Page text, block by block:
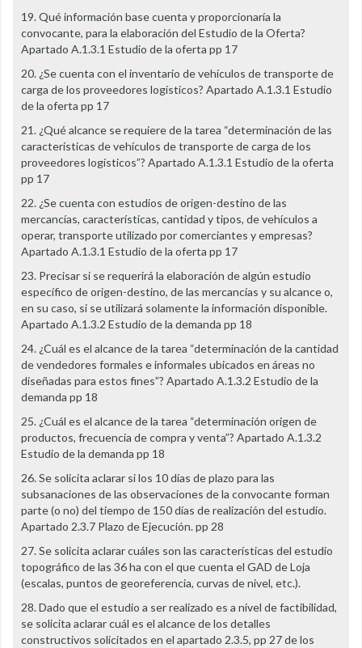
19. Qué información base cuenta y proporcionaría la
convocante, para la elaboración del Estudio de la Oferta?
Apartado A.1.3.1 Estudio de la oferta pp 17
20. ¿Se cuenta con el inventario de vehículos de transporte de
carga de los proveedores logísticos? Apartado A.1.3.1 Estudio
de la oferta pp 17
21. ¿Qué alcance se requiere de la tarea “determinación de las
características de vehículos de transporte de carga de los
proveedores logísticos”? Apartado A.1.3.1 Estudio de la oferta
pp 17
22. ¿Se cuenta con estudios de origen-destino de las
mercancías, características, cantidad y tipos, de vehículos a
operar, transporte utilizado por comerciantes y empresas?
Apartado A.1.3.1 Estudio de la oferta pp 17
23. Precisar si se requerirá la elaboración de algún estudio
específico de origen-destino, de las mercancías y su alcance o,
en su caso, si se utilizará solamente la información disponible.
Apartado A.1.3.2 Estudio de la demanda pp 18
24. ¿Cuál es el alcance de la tarea “determinación de la cantidad
de vendedores formales e informales ubicados en áreas no
diseñadas para estos fines”? Apartado A.1.3.2 Estudio de la
demanda pp 18
25. ¿Cuál es el alcance de la tarea “determinación origen de
productos, frecuencia de compra y venta”? Apartado A.1.3.2
Estudio de la demanda pp 18
26. Se solicita aclarar si los 10 días de plazo para las
subsanaciones de las observaciones de la convocante forman
parte (o no) del tiempo de 150 días de realización del estudio.
Apartado 2.3.7 Plazo de Ejecución. pp 28
27. Se solicita aclarar cuáles son las características del estudio
topográfico de las 36 ha con el que cuenta el GAD de Loja
(escalas, puntos de georeferencia, curvas de nivel, etc.).
28. Dado que el estudio a ser realizado es a nivel de factibilidad,
se solicita aclarar cuál es el alcance de los detalles
constructivos solicitados en el apartado 2.3.5, pp 27 de los